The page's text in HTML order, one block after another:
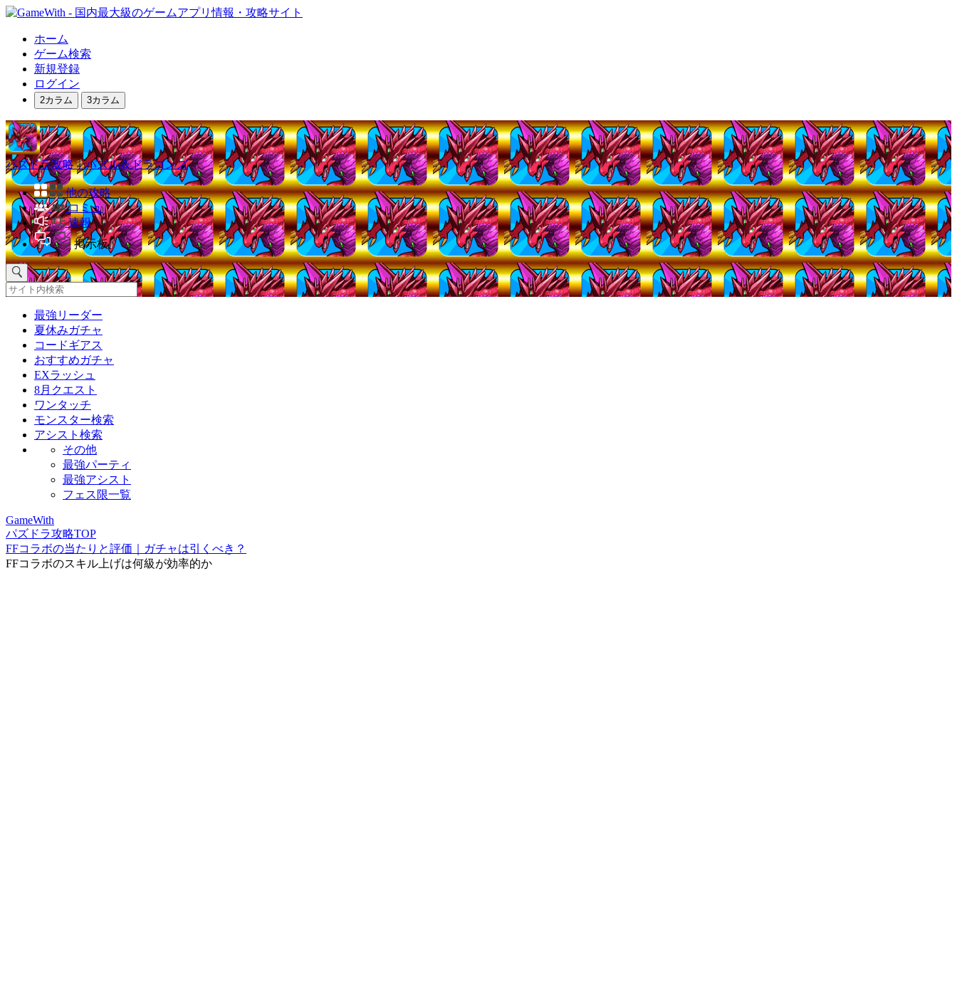
ホーム
ゲーム検索
新規登録
ログイン
2カラム 3カラム
パズドラ攻略｜パズル＆ドラゴンズ
他の攻略
コミュ
速報
掲示板
最強リーダー
夏休みガチャ
コードギアス
おすすめガチャ
EXラッシュ
8月クエスト
ワンタッチ
モンスター検索
アシスト検索
その他
最強パーティ
最強アシスト
フェス限一覧
GameWith
パズドラ攻略TOP
FFコラボの当たりと評価｜ガチャは引くべき？
FFコラボのスキル上げは何級が効率的か